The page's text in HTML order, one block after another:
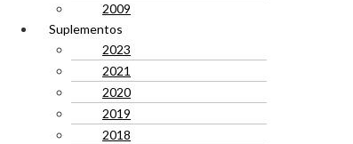
2009
Suplementos
2023
2021
2020
2019
2018